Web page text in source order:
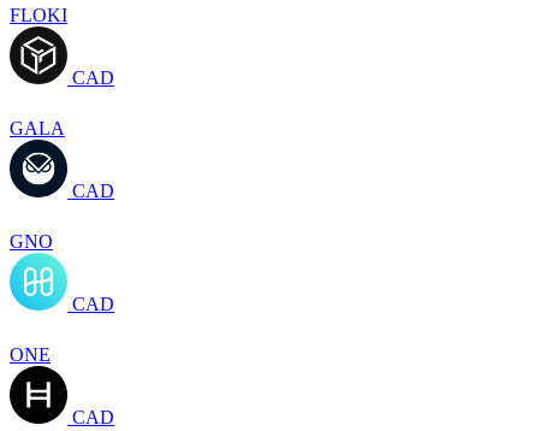
FLOKI
CAD
GALA
CAD
GNO
CAD
ONE
CAD